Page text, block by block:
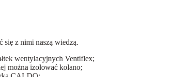
z nimi naszą wiedzą.
wentylacyjnych Ventiflex;
można izolować kolano;